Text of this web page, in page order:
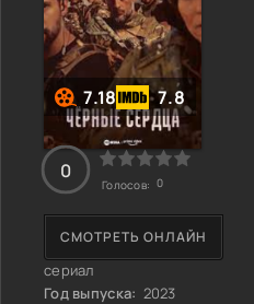
7.18 7.8
сериал
Год выпуска: 2023
СМОТРЕТЬ ОНЛАЙН
0
Голосов: 0